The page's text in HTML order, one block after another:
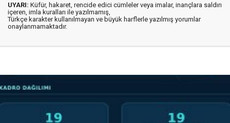
UYARI: Küfür, hakaret, rencide edici cümleler veya imalar, inançlara saldırı
içeren, imla kuralları ile yazılmamış,
Türkçe karakter kullanılmayan ve büyük harflerle yazılmış yorumlar
onaylanmamaktadır.